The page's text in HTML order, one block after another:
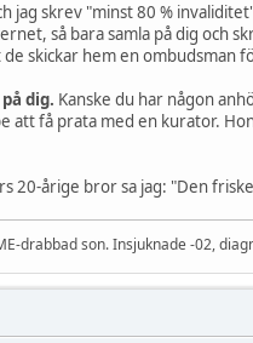
jag skrev "minst 80 %
så bara samla på dig och
skickar hem en ombudsman
dig. Kanske du har någon
att få prata med en kurator.
20-årige bror sa jag: "Den
drabbad son. Insjuknade -02,